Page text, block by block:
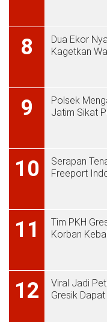
8
Dua Ekor
Kagetkan
9
Polsek
Jatim Sikat
10
Serapan
Freeport
11
Tim PKH
Korban
12
Viral Jadi
Gresik